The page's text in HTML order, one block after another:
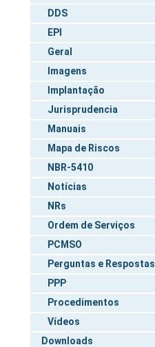
DDS
EPI
Geral
Imagens
Implantação
Jurisprudencia
Manuais
Mapa de Riscos
NBR-5410
Notícias
NRs
Ordem de Serviços
PCMSO
Perguntas e Respostas
PPP
Procedimentos
Vídeos
Downloads